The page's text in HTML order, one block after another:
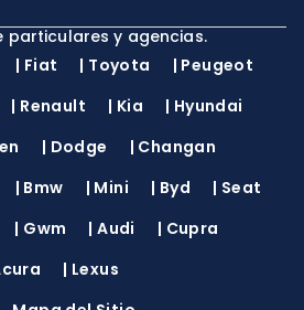
particulares y agencias.
| Fiat | Toyota | Peugeot
| Renault | Kia | Hyundai
| Dodge | Changan
| Bmw | Mini | Byd | Seat
| Gwm |Audi | Cupra
| Lexus